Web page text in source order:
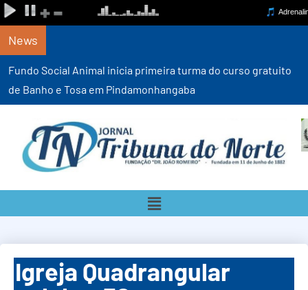
News
Fundo Social Animal inicia primeira turma do curso gratuito
de Banho e Tosa em Pindamonhangaba
Igreja Quadrangular